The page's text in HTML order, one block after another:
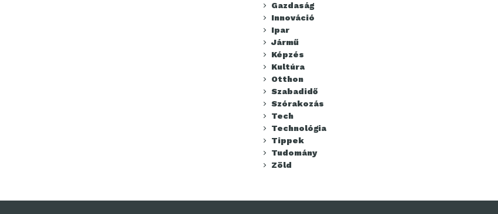
Gazdaság
Innováció
Ipar
Jármű
Képzés
Kultúra
Otthon
Szabadidő
Szórakozás
Tech
Technológia
Tippek
Tudomány
Zöld